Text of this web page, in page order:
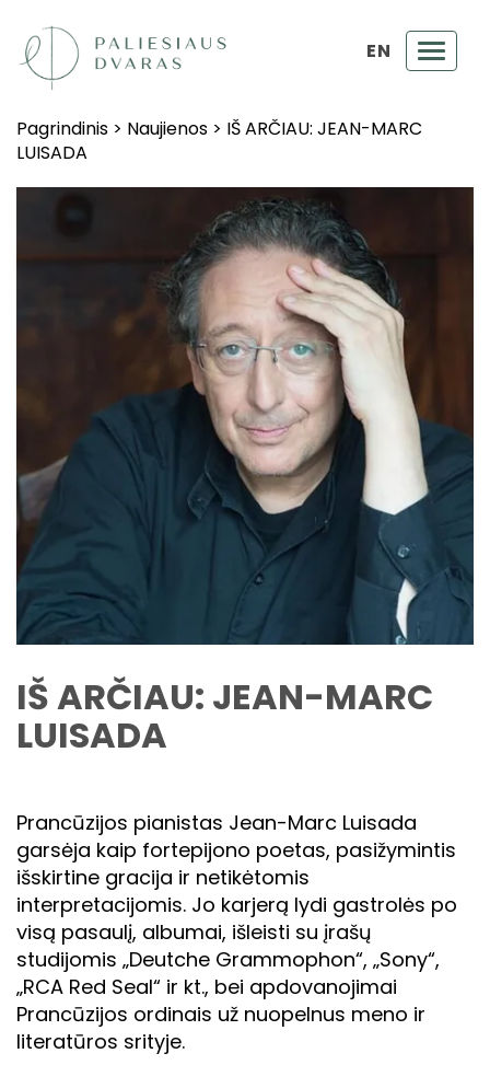
EN
Pagrindinis > Naujienos > IŠ ARČIAU: JEAN-MARC
LUISADA
IŠ ARČIAU: JEAN-MARC
LUISADA
Prancūzijos pianistas Jean-Marc Luisada
garsėja kaip fortepijono poetas, pasižymintis
išskirtine gracija ir netikėtomis
interpretacijomis. Jo karjerą lydi gastrolės po
visą pasaulį, albumai, išleisti su įrašų
studijomis „Deutche Grammophon“, „Sony“,
„RCA Red Seal“ ir kt., bei apdovanojimai
Prancūzijos ordinais už nuopelnus meno ir
literatūros srityje.